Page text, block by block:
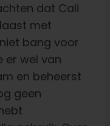
dat Cali
met
bang voor
er wel van
en beheerst
geen